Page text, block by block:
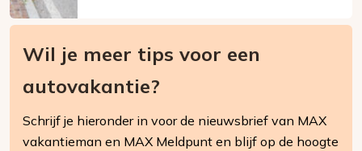
Wil je meer tips voor een
autovakantie?
Schrijf je hieronder in voor de nieuwsbrief van MAX
vakantieman en MAX Meldpunt en blijf op de hoogte